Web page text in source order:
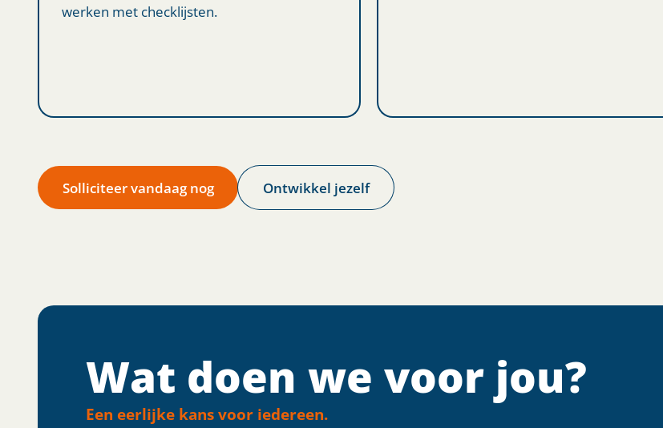
werken met checklijsten.
Solliciteer vandaag nog Ontwikkel jezelf
Wat doen we voor jou?
Een eerlijke kans voor iedereen.